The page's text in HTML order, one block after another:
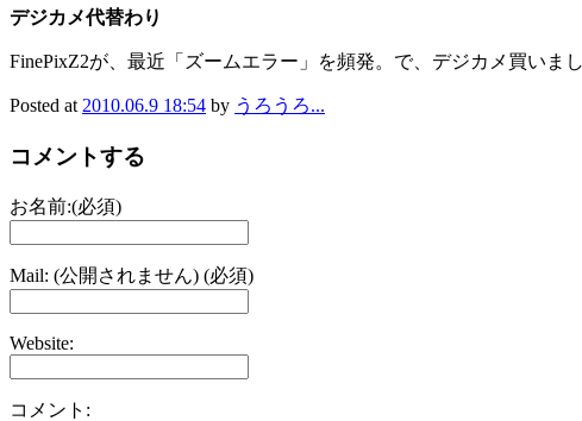
デジカメ代替わり
FinePixZ2が、最近「ズームエラー」を頻発。で、デジカメ買い
Posted at 2010.06.9 18:54 by うろうろ...
コメントする
お名前:(必須)
Mail: (公開されません) (必須)
Website:
コメント: